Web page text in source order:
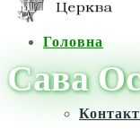
Головна
Сава